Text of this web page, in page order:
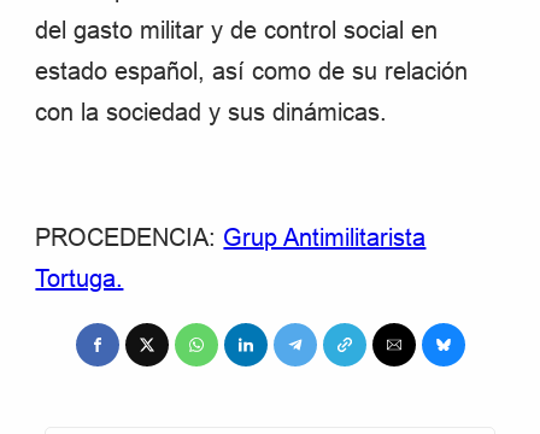
del gasto militar y de control social en
estado español, así como de su relación
con la sociedad y sus dinámicas.
PROCEDENCIA: Grup Antimilitarista
Tortuga.